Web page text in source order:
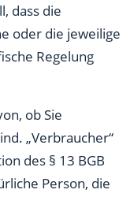
dass die
oder die jeweilige
Regelung
ob Sie
„Verbraucher“
des § 13 BGB
Person, die